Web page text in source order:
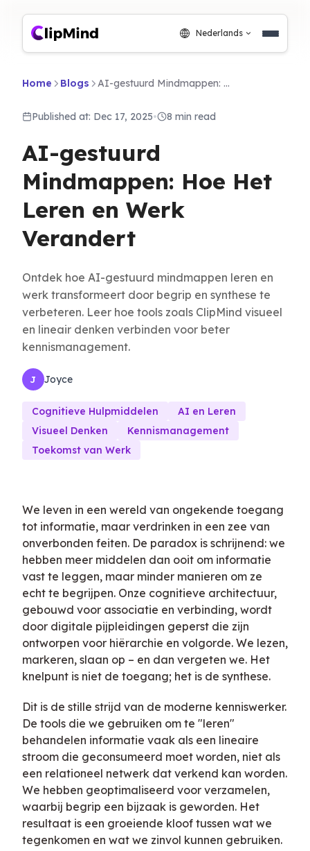
Nederlands
Home Blogs AI-gestuurd Mindmappen: Hoe Het Leren en Werk Verandert
Published at: Dec 17, 2025• 8 min read
AI-gestuurd
Mindmappen: Hoe Het
Leren en Werk
Verandert
Ontdek hoe AI-gestuurd mindmappen leren en
werk transformeert door begrip en synthese te
verbeteren. Leer hoe tools zoals ClipMind visueel
en lineair denken verbinden voor beter
kennismanagement.
J Joyce
Cognitieve Hulpmiddelen
AI en Leren
Visueel Denken
Kennismanagement
Toekomst van Werk
We leven in een wereld van ongekende toegang
tot informatie, maar verdrinken in een zee van
onverbonden feiten. De paradox is schrijnend: we
hebben meer middelen dan ooit om informatie
vast te leggen, maar minder manieren om ze
echt te begrijpen. Onze cognitieve architectuur,
gebouwd voor associatie en verbinding, wordt
door digitale pijpleidingen geperst die zijn
ontworpen voor hiërarchie en volgorde. We lezen,
markeren, slaan op – en dan vergeten we. Het
knelpunt is niet de toegang; het is de synthese.
Dit is de stille strijd van de moderne kenniswerker.
De tools die we gebruiken om te "leren"
behandelen informatie vaak als een lineaire
stroom die geconsumeerd moet worden, niet als
een relationeel netwerk dat verkend kan worden.
We hebben geoptimaliseerd voor verzamelen,
waarbij begrip een bijzaak is geworden. Het
resultaat is een groeiende kloof tussen wat we
tegenkomen en wat we zinvol kunnen gebruiken.